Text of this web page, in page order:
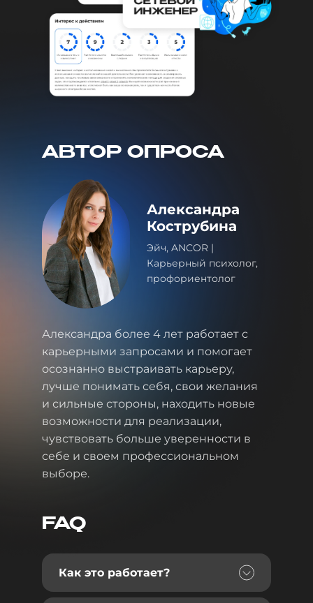
АВТОР ОПРОСА
Александра
Кострубина
Эйч, ANCOR |
Карьерный психолог,
профориентолог
Александра более 4 лет работает с
карьерными запросами и помогает
осознанно выстраивать карьеру,
лучше понимать себя, свои желания
и сильные стороны, находить новые
возможности для реализации,
чувствовать больше уверенности в
себе и своем профессиональном
выборе.
FAQ
Как это работает?